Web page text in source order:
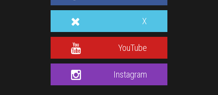
X
YouTube
Instagram